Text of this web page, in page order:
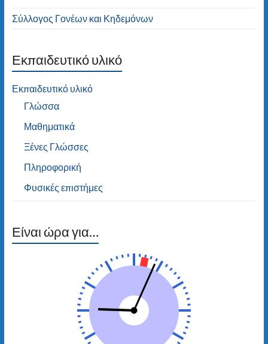
Σύλλογος Γονέων και Κηδεμόνων
Εκπαιδευτικό υλικό
Εκπαιδευτικό υλικό
Γλώσσα
Μαθηματικά
Ξένες Γλώσσες
Πληροφορική
Φυσικές επιστήμες
Είναι ώρα για…